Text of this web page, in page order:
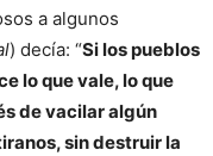
a algunos
) decía: “Si los pueblos
lo que vale, lo que
de vacilar algún
sin destruir la